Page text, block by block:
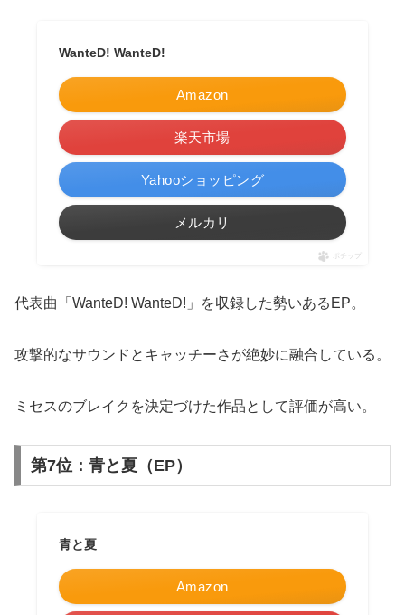
WanteD! WanteD!
Amazon
楽天市場
Yahooショッピング
メルカリ
ポチップ
代表曲「WanteD! WanteD!」を収録した勢いあるEP。
攻撃的なサウンドとキャッチーさが絶妙に融合している。
ミセスのブレイクを決定づけた作品として評価が高い。
第7位：青と夏（EP）
青と夏
Amazon